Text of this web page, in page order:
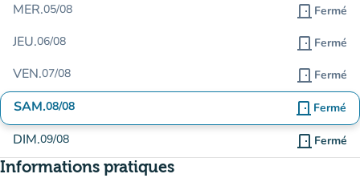
MER.05/08 door_front Fermé
JEU.06/08 door_front Fermé
VEN.07/08 door_front Fermé
SAM.08/08 door_front Fermé
DIM.09/08 door_front Fermé
Informations pratiques